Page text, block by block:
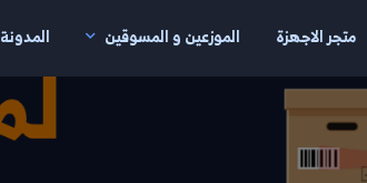
متجر الاجهزة الموزعين و المسوقين المدونة